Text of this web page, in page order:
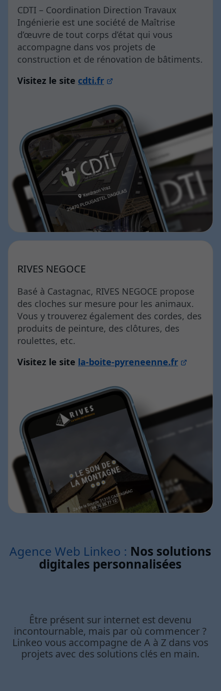
CDTI – Coordination Direction Travaux
Ingénierie est une société de Maîtrise
d’œuvre de tout corps d’état qui vous
accompagne dans vos projets de
construction et de rénovation de bâtiments.
Visitez le site cdti.fr
RIVES NEGOCE
Basé à Castagnac, RIVES NEGOCE propose
des cloches sur mesure pour les animaux.
Vous y trouverez également des cordes, des
produits de peinture, des clôtures, des
roulettes, etc.
Visitez le site la-boite-pyreneenne.fr
Être présent sur internet est devenu
incontournable, mais par où commencer ?
Linkeo vous accompagne de A à Z dans vos
projets avec des solutions clés en main.
Agence Web Linkeo : Nos solutions
digitales personnalisées